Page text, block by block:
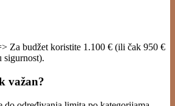
Za budžet koristite 1.100 € (ili čak 950 €
sigurnost).
važan?